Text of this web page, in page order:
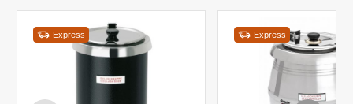
Express Express